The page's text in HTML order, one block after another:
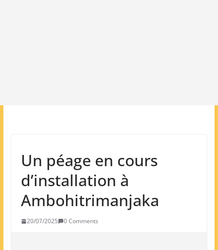
Un péage en cours
d’installation à
Ambohitrimanjaka
20/07/2025 0 Comments